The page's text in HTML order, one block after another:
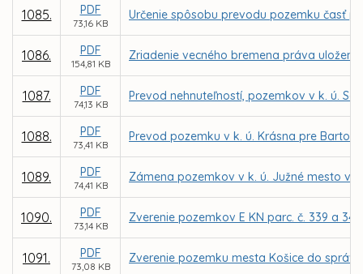
1085. PDF
73,16 KB
Určenie spôsobu prevodu pozemku časť
1086. PDF
154,81 KB
Zriadenie vecného bremena práva
1087. PDF
74,13 KB
Prevod nehnuteľností, pozemkov v k. ú.
1088. PDF
73,41 KB
Prevod pozemku v k. ú. Krásna pre
1089. PDF
74,41 KB
Zámena pozemkov v k. ú. Južné mesto vo
1090. PDF
73,14 KB
Zverenie pozemkov E KN parc. č. 339 a
1091. PDF
73,08 KB
Zverenie pozemku mesta Košice do